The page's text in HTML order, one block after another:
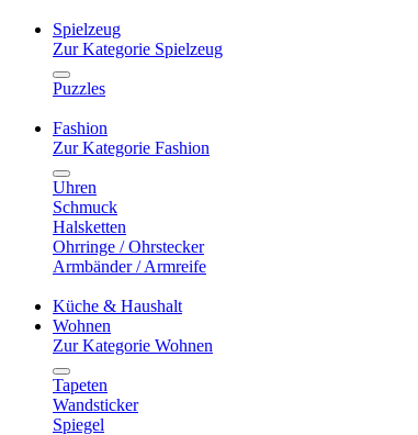
Spielzeug
Zur Kategorie Spielzeug
Puzzles
Fashion
Zur Kategorie Fashion
Uhren
Schmuck
Halsketten
Ohrringe / Ohrstecker
Armbänder / Armreife
Küche & Haushalt
Wohnen
Zur Kategorie Wohnen
Tapeten
Wandsticker
Spiegel